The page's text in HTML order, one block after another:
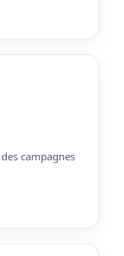
campagnes